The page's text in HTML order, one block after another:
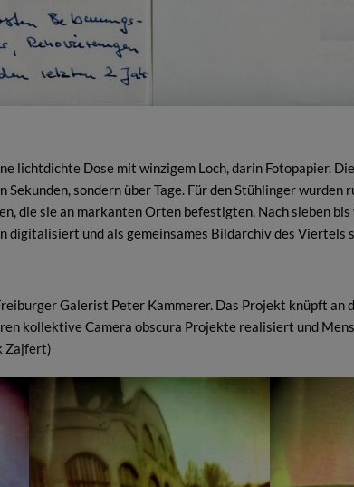
lichtdichte Dose mit winzigem Loch, darin Fotopapier.
sondern über Tage. Für den Stühlinger wurden
die sie an markanten Orten befestigten. Nach sieben bis
digitalisiert und als gemeinsames Bildarchiv des Viertels
Galerist Peter Kammerer. Das Projekt knüpft an
kollektive Camera obscura Projekte realisiert und
Zajfert)